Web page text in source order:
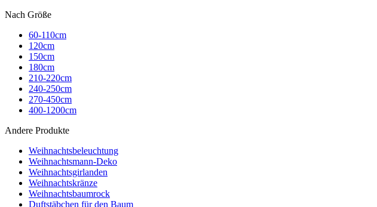
Nach Größe
60-110cm
120cm
150cm
180cm
210-220cm
240-250cm
270-450cm
400-1200cm
Andere Produkte
Weihnachtsbeleuchtung
Weihnachtsmann-Deko
Weihnachtsgirlanden
Weihnachtskränze
Weihnachtsbaumrock
Duftstäbchen für den Baum